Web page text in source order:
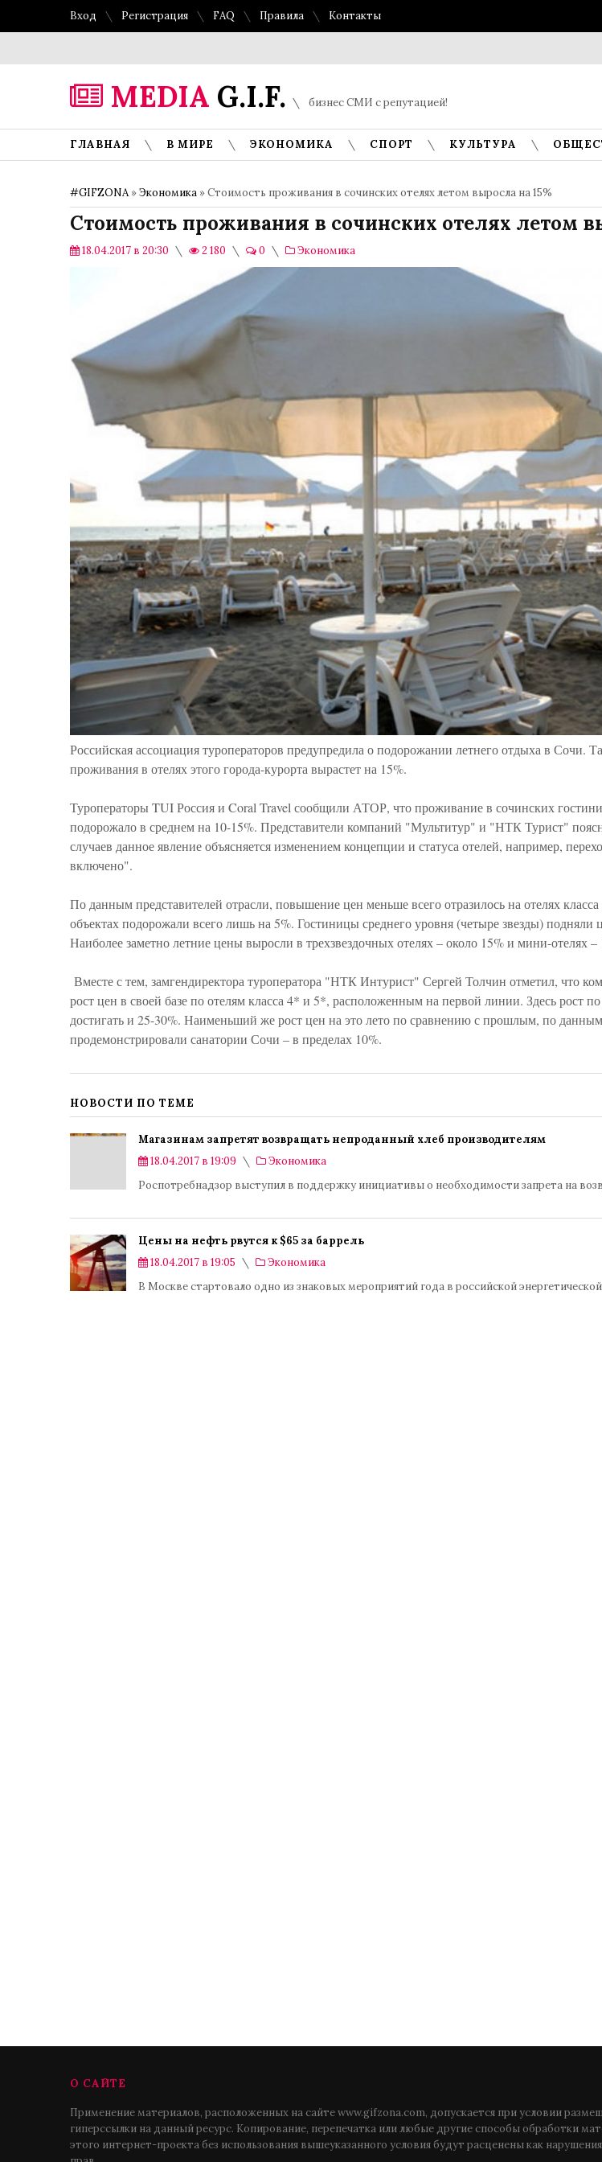
Вход Регистрация FAQ Правила Контакты
MEDIA G.I.F. бизнес СМИ с репутацией!
ГЛАВНАЯ В МИРЕ ЭКОНОМИКА СПОРТ КУЛЬТУРА
#GIFZONA»Экономика » Стоимость проживания в сочинских отелях летом выросла на 15%
Стоимость проживания в сочинских отелях летом
18.04.2017 в 20:30 2 180 0 Экономика
Российская ассоциация туроператоров предупредила о подорожании летнего отдыха в Сочи.
проживания в отелях этого города-курорта вырастет на 15%.
Туроператоры TUI Россия и Coral Travel сообщили АТОР, что проживание в сочинских
подорожало в среднем на 10-15%. Представители компаний "Мультитур" и "НТК Турист"
случаев данное явление объясняется изменением концепции и статуса отелей, например,
включено".
По данным представителей отрасли, повышение цен меньше всего отразилось на отелях
объектах подорожали всего лишь на 5%. Гостиницы среднего уровня (четыре звезды) подняли
Наиболее заметно летние цены выросли в трехзвездочных отелях – около 15% и мини-отелях –
Вместе с тем, замгендиректора туроператора "НТК Интурист" Сергей Толчин отметил, что
рост цен в своей базе по отелям класса 4* и 5*, расположенным на первой линии. Здесь рост
достигать и 25-30%. Наименьший же рост цен на это лето по сравнению с прошлым, по данным
продемонстрировали санатории Сочи – в пределах 10%.
НОВОСТИ ПО ТЕМЕ
Магазинам запретят возвращать непроданный хлеб производителям
18.04.2017 в 19:09
Экономика
Роспотребнадзор выступил в поддержку инициативы о необходимости запрета на
Цены на нефть рвутся к $65 за баррель
18.04.2017 в 19:05
Экономика
В Москве стартовало одно из знаковых мероприятий года в российской
О САЙТЕ
Применение материалов, расположенных на сайте www.gifzona.com, допускается при условии
гиперссылки на данный ресурс. Копирование, перепечатка или любые другие способы обработки
этого интернет-проекта без использования вышеуказанного условия будут расценены как